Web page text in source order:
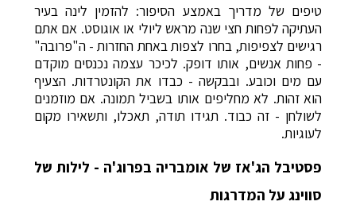
טיפים של מדריך באמצע הסיפור: להזמין לינה בעיר
העתיקה לפחות חצי שנה מראש ליולי או אוגוסט. אם אתם
רגישים לצפיפות, בחרו לצפות באחת החזרות - ה"פרובה"
- פחות אנשים, אותו דופק. לכיכר עצמה נכנסים מוקדם
עם מים וכובע. ובבקשה - כבדו את הקונטרדות. הצעיף
הוא זהות. לא מחליפים אותו בשביל תמונה. אם מוזמנים
לשולחן - זה כבוד. תגידו תודה, תאכלו, ותשאירו מקום
לעוגיות.
פסטיבל הג'אז של אומבריה בפרוג'ה - לילות של
סווינג על המדרגות